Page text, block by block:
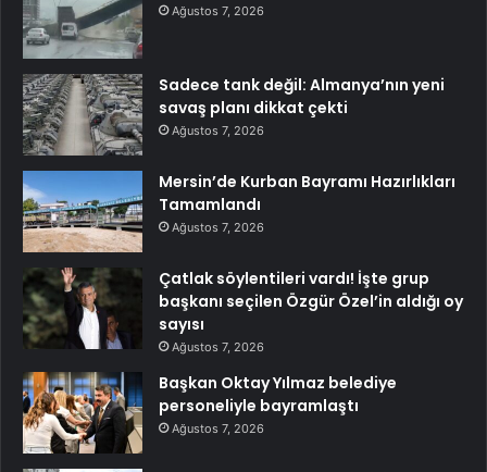
Ağustos 7, 2026
Sadece tank değil: Almanya’nın yeni
savaş planı dikkat çekti
Ağustos 7, 2026
Mersin’de Kurban Bayramı Hazırlıkları
Tamamlandı
Ağustos 7, 2026
Çatlak söylentileri vardı! İşte grup
başkanı seçilen Özgür Özel’in aldığı oy
sayısı
Ağustos 7, 2026
Başkan Oktay Yılmaz belediye
personeliyle bayramlaştı
Ağustos 7, 2026